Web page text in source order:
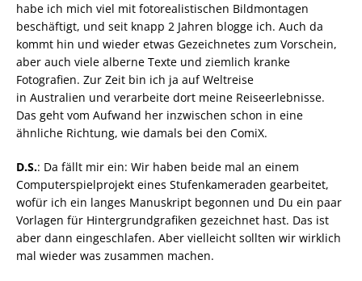
habe ich mich viel mit fotorealistischen Bildmontagen
beschäftigt, und seit knapp 2 Jahren blogge ich. Auch da
kommt hin und wieder etwas Gezeichnetes zum Vorschein,
aber auch viele alberne Texte und ziemlich kranke
Fotografien. Zur Zeit bin ich ja auf Weltreise
in Australien und verarbeite dort meine Reiseerlebnisse.
Das geht vom Aufwand her inzwischen schon in eine
ähnliche Richtung, wie damals bei den ComiX.
D.S.: Da fällt mir ein: Wir haben beide mal an einem
Computerspielprojekt eines Stufenkameraden gearbeitet,
wofür ich ein langes Manuskript begonnen und Du ein paar
Vorlagen für Hintergrundgrafiken gezeichnet hast. Das ist
aber dann eingeschlafen. Aber vielleicht sollten wir wirklich
mal wieder was zusammen machen.